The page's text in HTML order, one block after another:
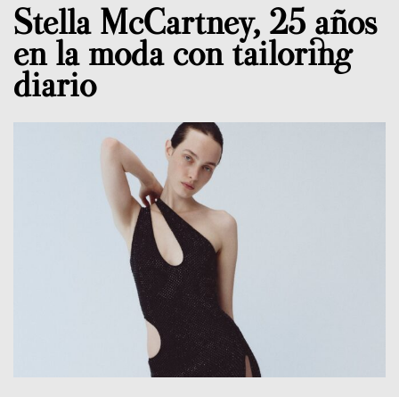
Stella McCartney, 25 años
en la moda con tailoring
diario